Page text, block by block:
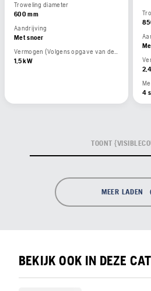
Troweling diameter
600 mm
Aandrijving
Met snoer
Vermogen (Volgens opgave van de motorfabrikant)
1,5 kW
4
MEER LADEN
TOONT
BEKIJK OOK IN DEZE